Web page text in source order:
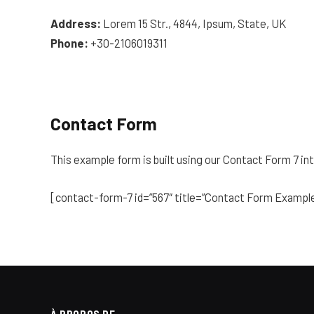
Address: Lorem 15 Str., 4844, Ipsum, State, UK
Phone: +30-2106019311
Contact Form
This example form is built using our Contact Form 7
[contact-form-7 id=”567″ title=”Contact Form